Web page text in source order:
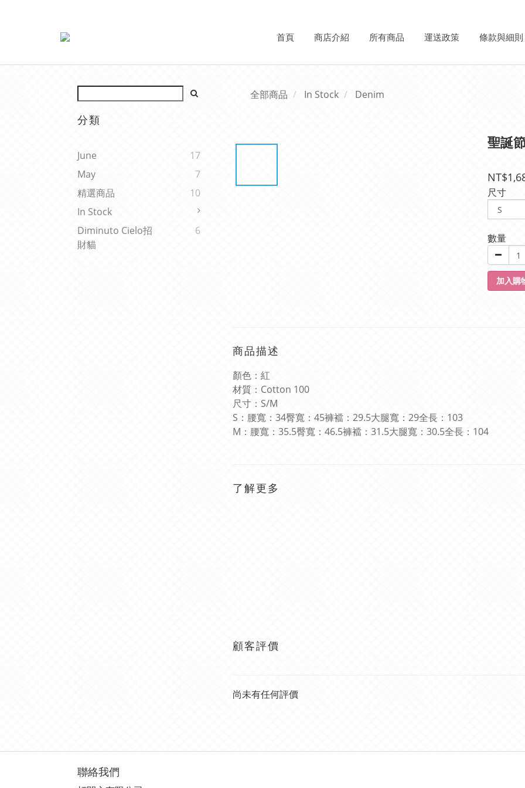
首頁 商店介紹 所有商品 運送政策 條款與細則
分類
June
17
May
7
精選商品
10
In Stock
Diminuto Cielo招
財貓
6
全部商品 In Stock Denim
聖誕
尺寸
數量
加入購
商品描述
顏色：紅
材質： Cotton 100
尺寸： S/M
S ：腰寬： 34臀寬： 45褲襠： 29.5大腿寬： 29全長： 103
M ：腰寬： 35.5臀寬： 46.5褲襠： 31.5大腿寬： 30.5全長： 104
了解更多
顧客評價
尚未有任何評價
聯絡我們